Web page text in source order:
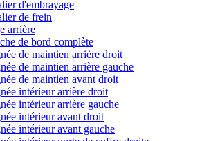
d'embrayage
de frein
arrière
de bord complète
de maintien arrière droit
de maintien arrière gauche
de maintien avant droit
intérieur arrière droit
intérieur arrière gauche
intérieur avant droit
intérieur avant gauche